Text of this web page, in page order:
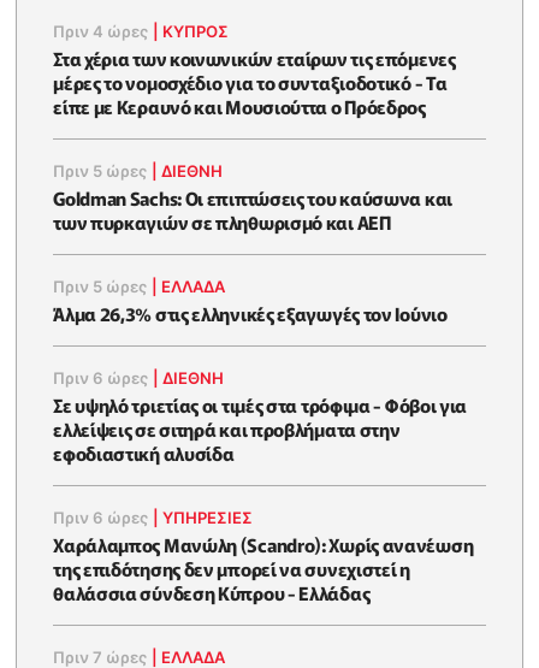
Πριν 4 ώρες ΚΥΠΡΟΣ
Στα χέρια των κοινωνικών εταίρων τις επόμενες
μέρες το νομοσχέδιο για το συνταξιοδοτικό - Τα
είπε με Κεραυνό και Μουσιούττα ο Πρόεδρος
Πριν 5 ώρες |ΔΙΕΘΝΗ
Goldman Sachs: Οι επιπτώσεις του καύσωνα και
των πυρκαγιών σε πληθωρισμό και ΑΕΠ
Πριν 5 ώρες ΕΛΛΆΔΑ
Άλμα 26,3% στις ελληνικές εξαγωγές τον Ιούνιο
Πριν 6 ώρες |ΔΙΕΘΝΗ
Σε υψηλό τριετίας οι τιμές στα τρόφιμα - Φόβοι για
ελλείψεις σε σιτηρά και προβλήματα στην
εφοδιαστική αλυσίδα
Πριν 6 ώρες |ΥΠΗΡΕΣΙΕΣ
Χαράλαμπος Μανώλη (Scandro): Χωρίς ανανέωση
της επιδότησης δεν μπορεί να συνεχιστεί η
θαλάσσια σύνδεση Κύπρου - Ελλάδας
Πριν 7 ώρες ΕΛΛΆΔΑ